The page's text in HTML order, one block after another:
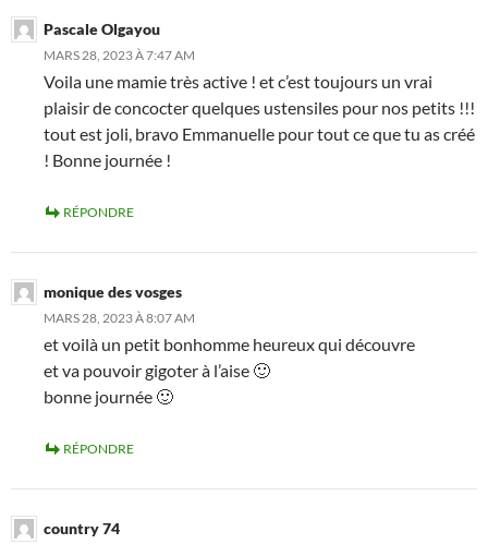
Pascale Olgayou
MARS 28, 2023 À 7:47 AM
Voila une mamie très active ! et c’est toujours un vrai
plaisir de concocter quelques ustensiles pour nos petits !!!
tout est joli, bravo Emmanuelle pour tout ce que tu as créé
! Bonne journée !
RÉPONDRE
monique des vosges
MARS 28, 2023 À 8:07 AM
et voilà un petit bonhomme heureux qui découvre
et va pouvoir gigoter à l’aise 🙂
bonne journée 🙂
RÉPONDRE
country 74